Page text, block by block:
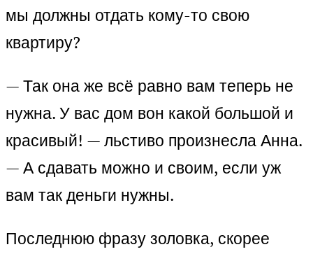
мы должны отдать кому-то свою
квартиру?
— Так она же всё равно вам теперь не
нужна. У вас дом вон какой большой и
красивый! — льстиво произнесла Анна.
— А сдавать можно и своим, если уж
вам так деньги нужны.
Последнюю фразу золовка, скорее